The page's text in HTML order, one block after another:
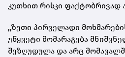
კუთხით რისკი ფაქტობრივად
,,ზეთი პირველადი
უწყვეტი მომარაგება
შეზღუდულა და არც